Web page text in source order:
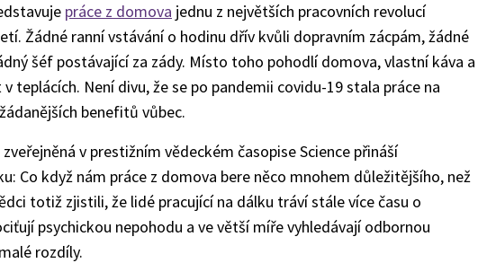
práce z domova jednu z největších pracovních revolucí
Žádné ranní vstávání o hodinu dřív kvůli dopravním zácpám, žádné
šéf postávající za zády. Místo toho pohodlí domova, vlastní káva a
teplácích. Není divu, že se po pandemii covidu-19 stala práce na
benefitů vůbec.
v prestižním vědeckém časopise Science přináší
Co když nám práce z domova bere něco mnohem důležitějšího, než
totiž zjistili, že lidé pracující na dálku tráví stále více času o
psychickou nepohodu a ve větší míře vyhledávají odbornou
rozdíly.